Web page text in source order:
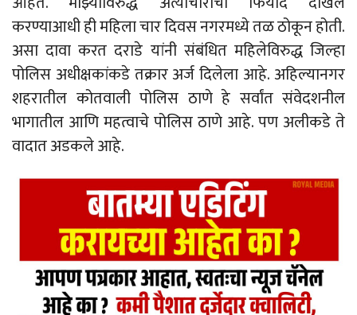
करण्याआधी ही महिला चार दिवस नगरमध्ये तळ ठोकून होती.
असा दावा करत दराडे यांनी संबंधित महिलेविरुद्ध जिल्हा
पोलिस अधीक्षकांकडे तक्रार अर्ज दिलेला आहे. अहिल्यानगर
शहरातील कोतवाली पोलिस ठाणे हे सर्वांत संवेदशनील
भागातील आणि महत्वाचे पोलिस ठाणे आहे. पण अलीकडे ते
वादात अडकले आहे.